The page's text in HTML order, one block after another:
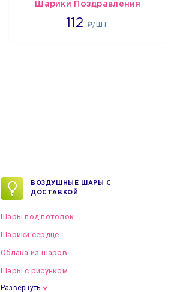
Шарики Поздравления
112 ₽/ШТ.
1718
ВОЗДУШНЫЕ ШАРЫ С
ДОСТАВКОЙ
Шары под потолок
Шарики сердце
Облака из шаров
Шары с рисунком
Развернуть